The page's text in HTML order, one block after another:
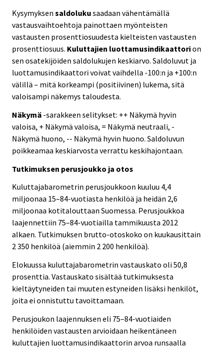
Kysymyksen saldoluku saadaan vähentämällä
vastausvaihtoehtoja painottaen myönteisten
vastausten prosenttiosuudesta kielteisten vastausten
prosenttiosuus. Kuluttajien luottamusindikaattorion
sen osatekijöiden saldolukujen keskiarvo. Saldoluvut ja
luottamusindikaattori voivat vaihdella -100:n ja +100:n
välillä – mitä korkeampi (positiivinen) lukema, sitä
valoisampi näkemys taloudesta.
Näkymä -sarakkeen selitykset: ++ Näkymä hyvin
valoisa, + Näkymä valoisa, = Näkymä neutraali, -
Näkymä huono, -- Näkymä hyvin huono. Saldoluvun
poikkeamaa keskiarvosta verrattu keskihajontaan.
Tutkimuksen perusjoukko ja otos
Kuluttajabarometrin perusjoukkoon kuuluu 4,4
miljoonaa 15–84-vuotiasta henkilöä ja heidän 2,6
miljoonaa kotitalouttaan Suomessa. Perusjoukkoa
laajennettiin 75–84-vuotiailla tammikuusta 2012
alkaen. Tutkimuksen brutto-otoskoko on kuukausittain
2 350 henkilöä (aiemmin 2 200 henkilöä).
Elokuussa kuluttajabarometrin vastauskato oli 50,8
prosenttia. Vastauskato sisältää tutkimuksesta
kieltäytyneiden tai muuten estyneiden lisäksi henkilöt,
joita ei onnistuttu tavoittamaan.
Perusjoukon laajennuksen eli 75–84-vuotiaiden
henkilöiden vastausten arvioidaan heikentäneen
kuluttajien luottamusindikaattorin arvoa runsaalla